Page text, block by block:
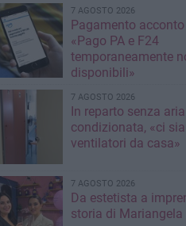
7 AGOSTO 2026
Pagamento acconto
«Pago PA e F24
temporaneamente
disponibili»
7 AGOSTO 2026
In reparto senza aria
condizionata, «ci
ventilatori da casa»
7 AGOSTO 2026
Da estetista a
storia di Mariangela